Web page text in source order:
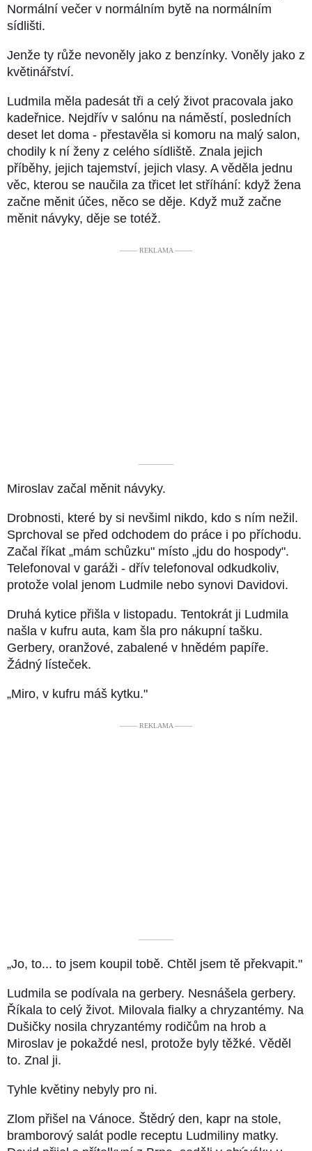
Normální večer v normálním bytě na normálním
sídlišti.
Jenže ty růže nevoněly jako z benzínky. Voněly jako z
květinářství.
Ludmila měla padesát tři a celý život pracovala jako
kadeřnice. Nejdřív v salónu na náměstí, posledních
deset let doma - přestavěla si komoru na malý salon,
chodily k ní ženy z celého sídliště. Znala jejich
příběhy, jejich tajemství, jejich vlasy. A věděla jednu
věc, kterou se naučila za třicet let stříhání: když žena
začne měnit účes, něco se děje. Když muž začne
měnit návyky, děje se totéž.
––––– REKLAMA –––––
––––––––––
Miroslav začal měnit návyky.
Drobnosti, které by si nevšiml nikdo, kdo s ním nežil.
Sprchoval se před odchodem do práce i po příchodu.
Začal říkat „mám schůzku" místo „jdu do hospody".
Telefonoval v garáži - dřív telefonoval odkudkoliv,
protože volal jenom Ludmile nebo synovi Davidovi.
Druhá kytice přišla v listopadu. Tentokrát ji Ludmila
našla v kufru auta, kam šla pro nákupní tašku.
Gerbery, oranžové, zabalené v hnědém papíře.
Žádný lísteček.
„Miro, v kufru máš kytku."
––––– REKLAMA –––––
––––––––––
„Jo, to... to jsem koupil tobě. Chtěl jsem tě překvapit."
Ludmila se podívala na gerbery. Nesnášela gerbery.
Říkala to celý život. Milovala fialky a chryzantémy. Na
Dušičky nosila chryzantémy rodičům na hrob a
Miroslav je pokaždé nesl, protože byly těžké. Věděl
to. Znal ji.
Tyhle květiny nebyly pro ni.
Zlom přišel na Vánoce. Štědrý den, kapr na stole,
bramborový salát podle receptu Ludmiliny matky.